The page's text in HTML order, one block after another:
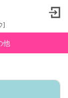
]
他